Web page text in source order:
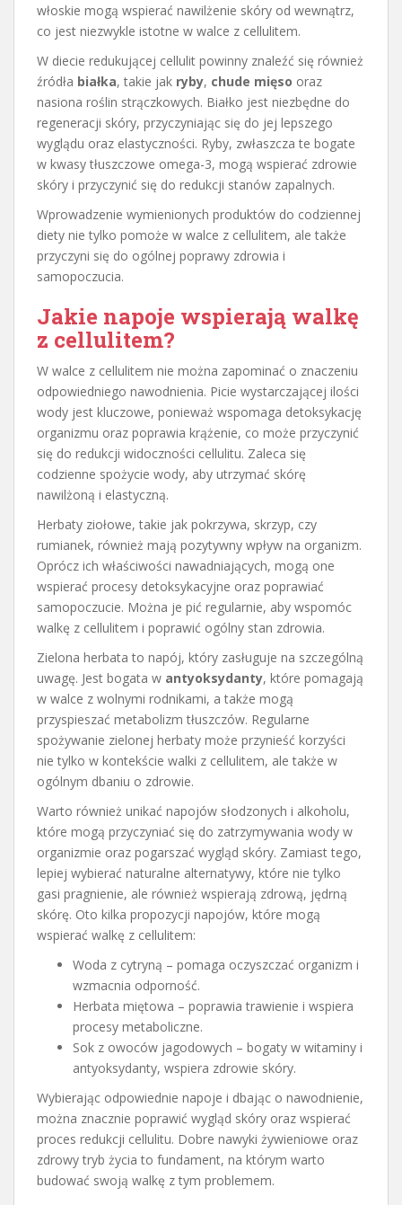
włoskie mogą wspierać nawilżenie skóry od wewnątrz,
co jest niezwykle istotne w walce z cellulitem.
W diecie redukującej cellulit powinny znaleźć się również
źródła białka, takie jak ryby, chude mięso oraz
nasiona roślin strączkowych. Białko jest niezbędne do
regeneracji skóry, przyczyniając się do jej lepszego
wyglądu oraz elastyczności. Ryby, zwłaszcza te bogate
w kwasy tłuszczowe omega-3, mogą wspierać zdrowie
skóry i przyczynić się do redukcji stanów zapalnych.
Wprowadzenie wymienionych produktów do codziennej
diety nie tylko pomoże w walce z cellulitem, ale także
przyczyni się do ogólnej poprawy zdrowia i
samopoczucia.
Jakie napoje wspierają walkę
z cellulitem?
W walce z cellulitem nie można zapominać o znaczeniu
odpowiedniego nawodnienia. Picie wystarczającej ilości
wody jest kluczowe, ponieważ wspomaga detoksykację
organizmu oraz poprawia krążenie, co może przyczynić
się do redukcji widoczności cellulitu. Zaleca się
codzienne spożycie wody, aby utrzymać skórę
nawilżoną i elastyczną.
Herbaty ziołowe, takie jak pokrzywa, skrzyp, czy
rumianek, również mają pozytywny wpływ na organizm.
Oprócz ich właściwości nawadniających, mogą one
wspierać procesy detoksykacyjne oraz poprawiać
samopoczucie. Można je pić regularnie, aby wspomóc
walkę z cellulitem i poprawić ogólny stan zdrowia.
Zielona herbata to napój, który zasługuje na szczególną
uwagę. Jest bogata w antyoksydanty, które pomagają
w walce z wolnymi rodnikami, a także mogą
przyspieszać metabolizm tłuszczów. Regularne
spożywanie zielonej herbaty może przynieść korzyści
nie tylko w kontekście walki z cellulitem, ale także w
ogólnym dbaniu o zdrowie.
Warto również unikać napojów słodzonych i alkoholu,
które mogą przyczyniać się do zatrzymywania wody w
organizmie oraz pogarszać wygląd skóry. Zamiast tego,
lepiej wybierać naturalne alternatywy, które nie tylko
gasi pragnienie, ale również wspierają zdrową, jędrną
skórę. Oto kilka propozycji napojów, które mogą
wspierać walkę z cellulitem:
Woda z cytryną – pomaga oczyszczać organizm i
wzmacnia odporność.
Herbata miętowa – poprawia trawienie i wspiera
procesy metaboliczne.
Sok z owoców jagodowych – bogaty w witaminy i
antyoksydanty, wspiera zdrowie skóry.
Wybierając odpowiednie napoje i dbając o nawodnienie,
można znacznie poprawić wygląd skóry oraz wspierać
proces redukcji cellulitu. Dobre nawyki żywieniowe oraz
zdrowy tryb życia to fundament, na którym warto
budować swoją walkę z tym problemem.